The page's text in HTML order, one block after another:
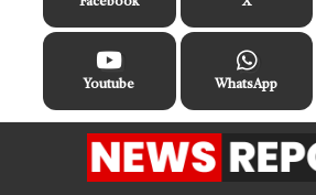
Youtube WhatsApp